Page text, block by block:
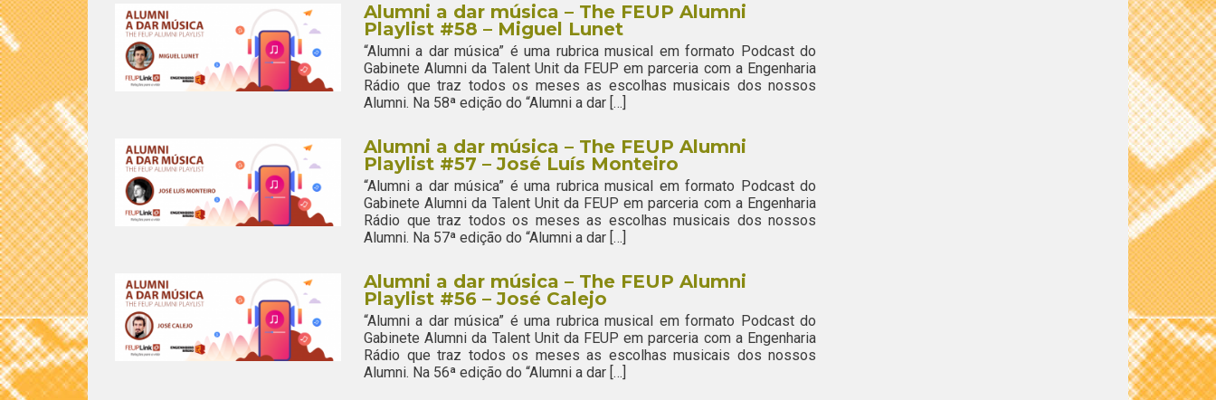
Alumni a dar música – The FEUP Alumni
Playlist #58 – Miguel Lunet
“Alumni a dar música” é uma rubrica musical em formato Podcast do
Gabinete Alumni da Talent Unit da FEUP em parceria com a Engenharia
Rádio que traz todos os meses as escolhas musicais dos nossos
Alumni. Na 58ª edição do “Alumni a dar […]
Alumni a dar música – The FEUP Alumni
Playlist #57 – José Luís Monteiro
“Alumni a dar música” é uma rubrica musical em formato Podcast do
Gabinete Alumni da Talent Unit da FEUP em parceria com a Engenharia
Rádio que traz todos os meses as escolhas musicais dos nossos
Alumni. Na 57ª edição do “Alumni a dar […]
Alumni a dar música – The FEUP Alumni
Playlist #56 – José Calejo
“Alumni a dar música” é uma rubrica musical em formato Podcast do
Gabinete Alumni da Talent Unit da FEUP em parceria com a Engenharia
Rádio que traz todos os meses as escolhas musicais dos nossos
Alumni. Na 56ª edição do “Alumni a dar […]